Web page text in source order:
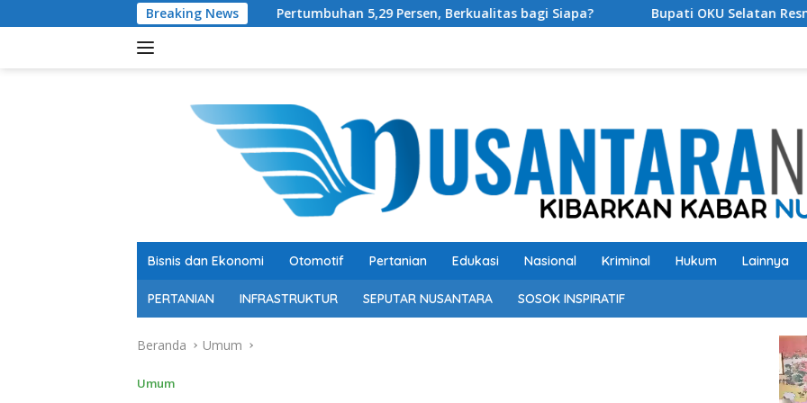
ke
Breaking News
Pertumbuhan 5,29 Persen, Berkualitas bagi Siapa? Bupati OKU Selatan Resmi Buka
Bisnis dan Ekonomi Otomotif Pertanian Edukasi Nasional Kriminal Hukum Lainnya
PERTANIAN INFRASTRUKTUR SEPUTAR NUSANTARA SOSOK INSPIRATIF
Beranda Umum
Umum